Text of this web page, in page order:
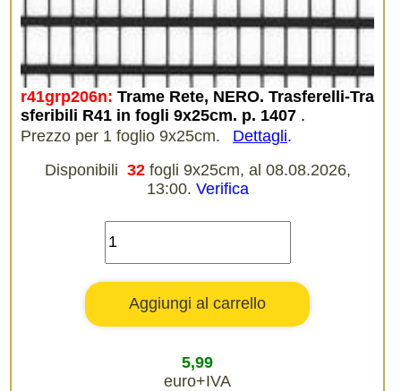
r41grp206n: Trame Rete, NERO. Trasferelli-Tra
sferibili R41 in fogli 9x25cm. p. 1407 .
Prezzo per 1 foglio 9x25cm.
Dettagli.
Disponibili 32 fogli 9x25cm, al 08.08.2026,
13:00. Verifica
5,99
euro+IVA